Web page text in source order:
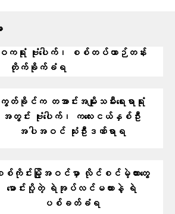
ကရုံး ဗုံးပေါက်၊ စစ်တပ်ယာဉ်တန်း
တိုက်ခိုက်ခံရ
ကွတ်ခိုင်က တအာင်းအမျိုးသမီးရေးရာရုံး
အတွင်း ဗုံးပေါက်၊ ကလေးငယ်နှစ်ဦး
အပါအဝင် သုံးဦးဒဏ်ရာရ
စ်ကိုင်းမြို့အဝင်မှာ လိုင်စင်မဲ့ကားတွေ
မောင်းပို့တဲ့ ရဲအုပ်လင်မယားနဲ့ ရဲ
ပစ်ခတ်ခံရ